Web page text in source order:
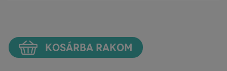
KOSÁRBA RAKOM